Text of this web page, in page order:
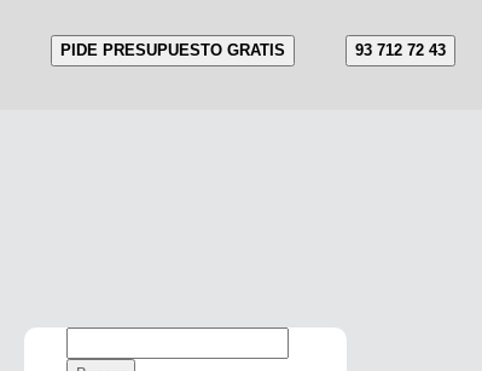
PIDE PRESUPUESTO GRATIS 93 712 72 43